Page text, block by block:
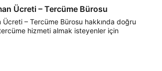
Ücreti – Tercüme Bürosu
Ücreti – Tercüme Bürosu hakkında doğru
hizmeti almak isteyenler için